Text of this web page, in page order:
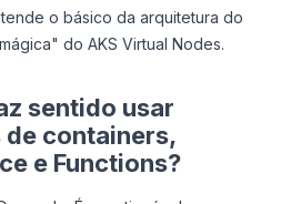
o básico da arquitetura do
do AKS Virtual Nodes.
sentido usar
containers,
e Functions?